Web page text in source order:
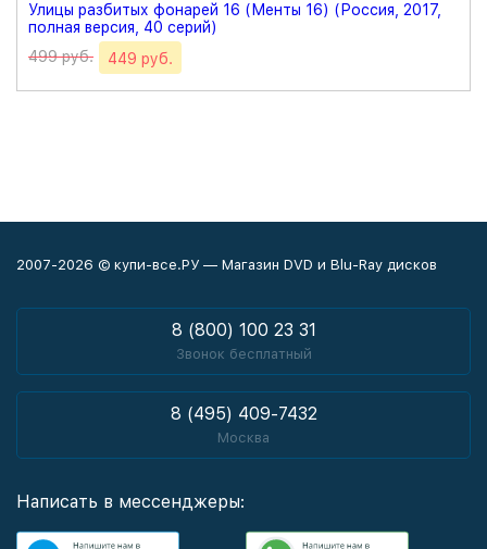
Улицы разбитых фонарей 16 (Менты 16) (Россия, 2017,
полная версия, 40 серий)
499 руб.
449 руб.
2007-2026 © купи-все.РУ — Магазин DVD и Blu-Ray дисков
8 (800) 100 23 31
Звонок бесплатный
8 (495) 409-7432
Москва
Написать в мессенджеры: